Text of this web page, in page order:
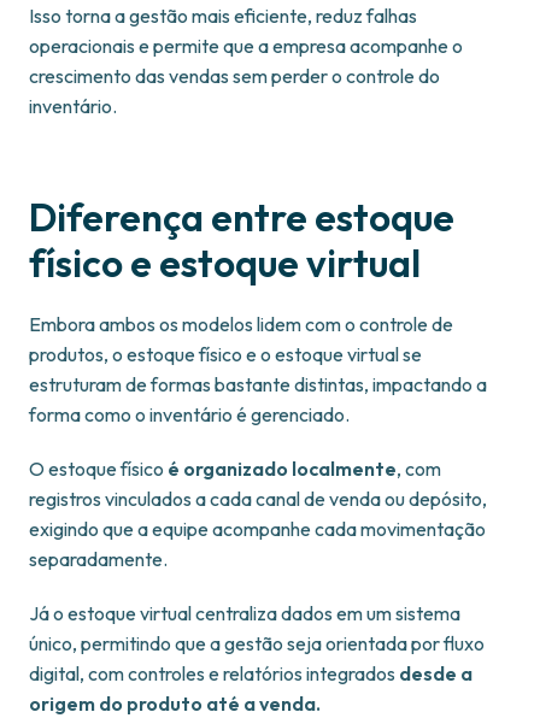
Isso torna a gestão mais eficiente, reduz falhas
operacionais e permite que a empresa acompanhe o
crescimento das vendas sem perder o controle do
inventário.
Diferença entre estoque
físico e estoque virtual
Embora ambos os modelos lidem com o controle de
produtos, o estoque físico e o estoque virtual se
estruturam de formas bastante distintas, impactando a
forma como o inventário é gerenciado.
O estoque físico é organizado localmente, com
registros vinculados a cada canal de venda ou depósito,
exigindo que a equipe acompanhe cada movimentação
separadamente.
Já o estoque virtual centraliza dados em um sistema
único, permitindo que a gestão seja orientada por fluxo
digital, com controles e relatórios integrados desde a
origem do produto até a venda.